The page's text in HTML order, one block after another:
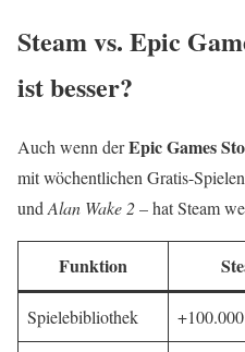
Steam vs. Epic
ist besser?
Auch wenn derEpic Games
mit wöchentlichen Gratis-
und Alan Wake 2– hat Steam
Funktion
Spielebibliothek